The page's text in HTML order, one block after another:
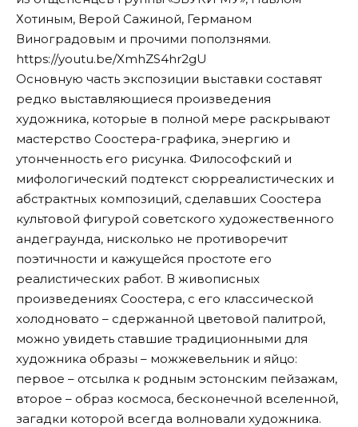
Хотиным, Верой Сажиной, Германом
Виноградовым и прочими поползнями.
https://youtu.be/XmhZS4hr2gU
Основную часть экспозиции выставки составят
редко выставляющиеся произведения
художника, которые в полной мере раскрывают
мастерство Соостера-графика, энергию и
утонченность его рисунка. Философский и
мифологический подтекст сюрреалистических и
абстрактных композиций, сделавших Соостера
культовой фигурой советского художественного
андеграунда, нисколько не противоречит
поэтичности и кажущейся простоте его
реалистических работ. В живописных
произведениях Соостера, с его классической
холодновато – сдержанной цветовой палитрой,
можно увидеть ставшие традиционными для
художника образы – можжевельник и яйцо:
первое – отсылка к родным эстонским пейзажам,
второе – образ космоса, бесконечной вселенной,
загадки которой всегда волновали художника.